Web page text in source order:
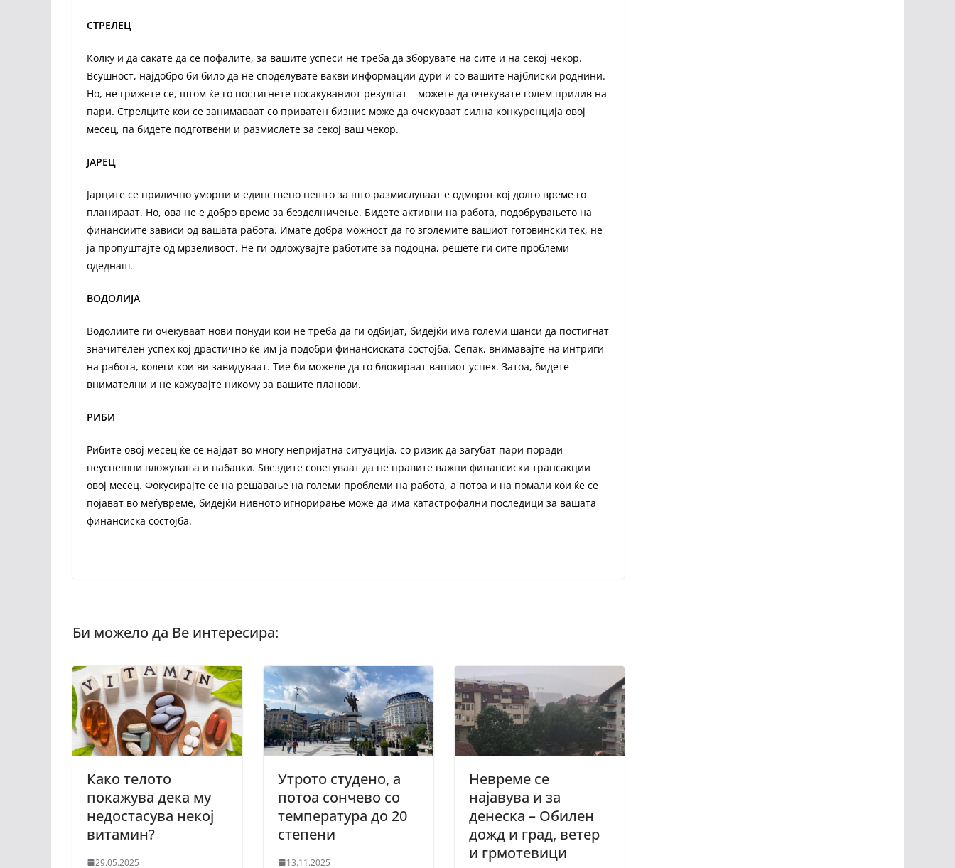
СТРЕЛЕЦ
Колку и да сакате да се пофалите, за вашите успеси не треба да зборувате на сите и на секој чекор.
Всушност, најдобро би било да не споделувате вакви информации дури и со вашите најблиски роднини.
Но, не грижете се, штом ќе го постигнете посакуваниот резултат – можете да очекувате голем прилив на
пари. Стрелците кои се занимаваат со приватен бизнис може да очекуваат силна конкуренција овој
месец, па бидете подготвени и размислете за секој ваш чекор.
ЈАРЕЦ
Јарците се прилично уморни и единствено нешто за што размислуваат е одморот кој долго време го
планираат. Но, ова не е добро време за безделничење. Бидете активни на работа, подобрувањето на
финансиите зависи од вашата работа. Имате добра можност да го зголемите вашиот готовински тек, не
ја пропуштајте од мрзеливост. Не ги одложувајте работите за подоцна, решете ги сите проблеми
одеднаш.
ВОДОЛИЈА
Водолиите ги очекуваат нови понуди кои не треба да ги одбијат, бидејќи има големи шанси да постигнат
значителен успех кој драстично ќе им ја подобри финансиската состојба. Сепак, внимавајте на интриги
на работа, колеги кои ви завидуваат. Тие би можеле да го блокираат вашиот успех. Затоа, бидете
внимателни и не кажувајте никому за вашите планови.
РИБИ
Рибите овој месец ќе се најдат во многу непријатна ситуација, со ризик да загубат пари поради
неуспешни вложувања и набавки. Ѕвездите советуваат да не правите важни финансиски трансакции
овој месец. Фокусирајте се на решавање на големи проблеми на работа, а потоа и на помали кои ќе се
појават во меѓувреме, бидејќи нивното игнорирање може да има катастрофални последици за вашата
финансиска состојба.
Како телото
покажува дека му
недостасува некој
витамин?
29.05.2025
Утрото студено, а
потоа сончево со
температура до 20
степени
13.11.2025
Невреме се
најавува и за
денеска – Обилен
дожд и град, ветер
и грмотевици